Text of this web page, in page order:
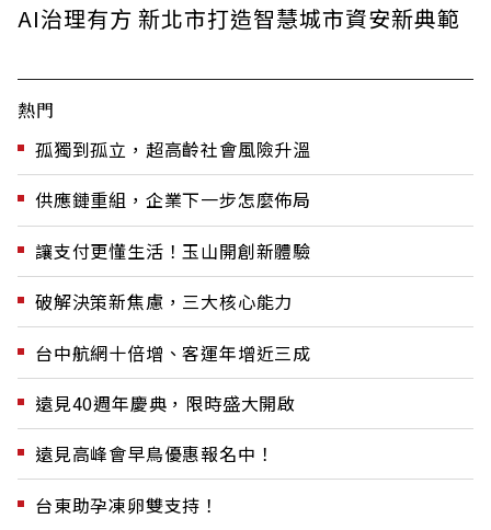
AI治理有方 新北市打造智慧城市資安新典範
熱門
孤獨到孤立，超高齡社會風險升溫
供應鏈重組，企業下一步怎麼佈局
讓支付更懂生活！玉山開創新體驗
破解決策新焦慮，三大核心能力
台中航網十倍增、客運年增近三成
遠見40週年慶典，限時盛大開啟
遠見高峰會早鳥優惠報名中！
台東助孕凍卵雙支持！